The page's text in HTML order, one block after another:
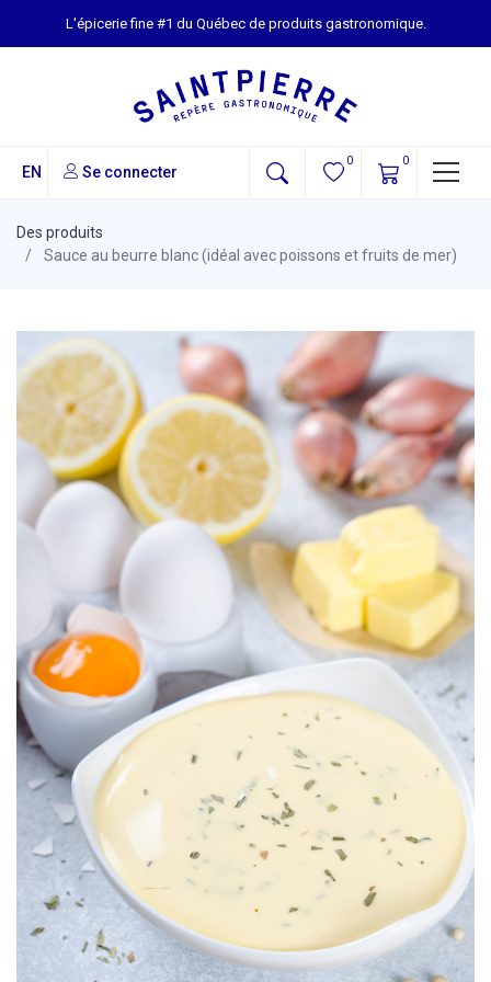
L'épicerie fine #1 du Québec de produits gastronomique.
EN Se connecter
0 0
Des produits
Sauce au beurre blanc (idéal avec poissons et fruits de mer)